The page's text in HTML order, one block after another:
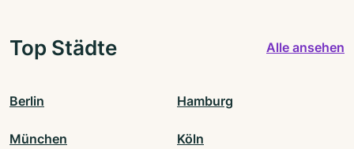
Top Städte Alle ansehen
Berlin Hamburg
München Köln